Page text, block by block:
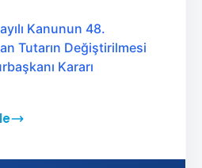
Kanunun 48.
Tutarın Değiştirilmesi
Kararı